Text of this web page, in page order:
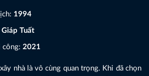
1994
Giáp Tuất
công: 2021
nhà là vô cùng quan trọng. Khi đã chọn